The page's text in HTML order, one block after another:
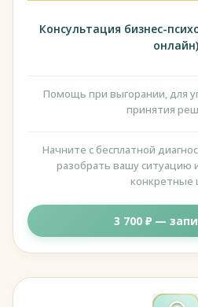
Консультация бизнес-
онлайн)
Помощь при выгорании, для
принятия
Начните с бесплатной
разобрать вашу ситуацию
конкретные
3 700 ₽ —